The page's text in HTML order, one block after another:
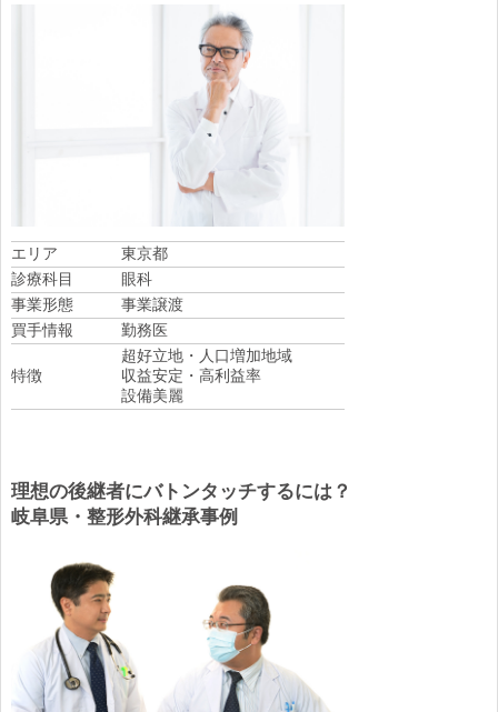
エリア
東京都
診療科目
眼科
事業形態
事業譲渡
買手情報
勤務医
特徴
超好立地・人口増加地域
収益安定・高利益率
設備美麗
理想の後継者にバトンタッチするには？
岐阜県・整形外科継承事例